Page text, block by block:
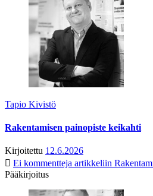
Tapio Kivistö
Rakentamisen painopiste keikahti
Kirjoitettu 12.6.2026
Ei kommentteja artikkeliin
Pääkirjoitus